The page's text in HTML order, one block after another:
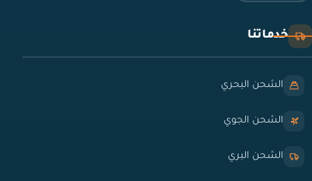
خدماتنا
الشحن البحري
الشحن الجوي
الشحن البري